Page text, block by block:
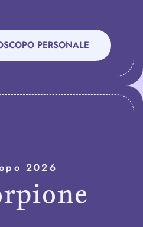
PERSONALE
2026